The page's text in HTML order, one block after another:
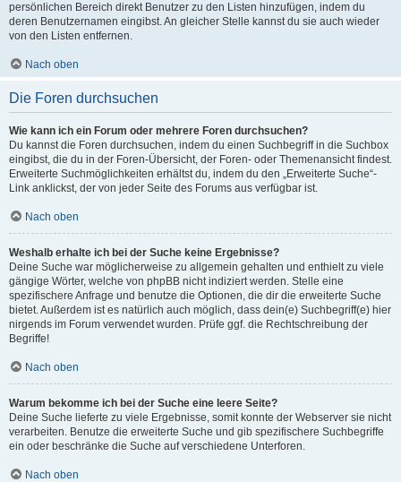
persönlichen Bereich direkt Benutzer zu den Listen hinzufügen, indem du
deren Benutzernamen eingibst. An gleicher Stelle kannst du sie auch wieder
von den Listen entfernen.
Nach oben
Die Foren durchsuchen
Wie kann ich ein Forum oder mehrere Foren durchsuchen?
Du kannst die Foren durchsuchen, indem du einen Suchbegriff in die Suchbox
eingibst, die du in der Foren-Übersicht, der Foren- oder Themenansicht findest.
Erweiterte Suchmöglichkeiten erhältst du, indem du den „Erweiterte Suche“-
Link anklickst, der von jeder Seite des Forums aus verfügbar ist.
Nach oben
Weshalb erhalte ich bei der Suche keine Ergebnisse?
Deine Suche war möglicherweise zu allgemein gehalten und enthielt zu viele
gängige Wörter, welche von phpBB nicht indiziert werden. Stelle eine
spezifischere Anfrage und benutze die Optionen, die dir die erweiterte Suche
bietet. Außerdem ist es natürlich auch möglich, dass dein(e) Suchbegriff(e) hier
nirgends im Forum verwendet wurden. Prüfe ggf. die Rechtschreibung der
Begriffe!
Nach oben
Warum bekomme ich bei der Suche eine leere Seite?
Deine Suche lieferte zu viele Ergebnisse, somit konnte der Webserver sie nicht
verarbeiten. Benutze die erweiterte Suche und gib spezifischere Suchbegriffe
ein oder beschränke die Suche auf verschiedene Unterforen.
Nach oben